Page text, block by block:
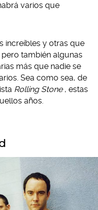
varios que
increíbles y otras que
también algunas
más que nadie se
Sea como sea, de
Rolling Stone , estas
años.